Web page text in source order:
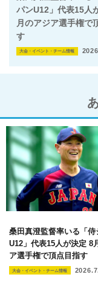
パンU12」代表15人
月のアジア選手権で
す
大会・イベント・チーム情報
桑田真澄監督率いる「侍
U12」代表15人が決定 8
ア選手権で頂点目指す
大会・イベント・チーム情報